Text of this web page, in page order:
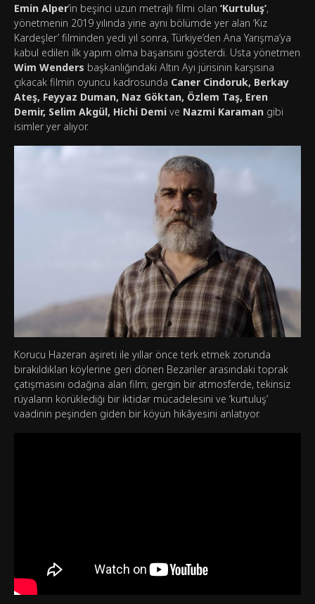
Emin Alper’in beşinci uzun metrajlı filmi olan ‘Kurtuluş’,
yönetmenin 2019 yılında yine aynı bölümde yer alan ‘Kız
Kardeşler’ filminden yedi yıl sonra, Türkiye’den Ana Yarışma’ya
kabul edilen ilk yapım olma başarısını gösterdi. Usta yönetmen
Wim Wenders başkanlığındaki Altın Ayı jürisinin karşısına
çıkacak filmin oyuncu kadrosunda Caner Cindoruk, Berkay
Ateş, Feyyaz Duman, Naz Göktan, Özlem Taş, Eren
Demir, Selim Akgül, Hichi Demi ve Nazmi Karaman gibi
isimler yer alıyor.
Korucu Hazeran aşireti ile yıllar önce terk etmek zorunda
bırakıldıkları köylerine geri dönen Bezariler arasındaki toprak
çatışmasını odağına alan film; gergin bir atmosferde, tekinsiz
rüyaların körüklediği bir iktidar mücadelesini ve ‘kurtuluş’
vaadinin peşinden giden bir köyün hikâyesini anlatıyor.